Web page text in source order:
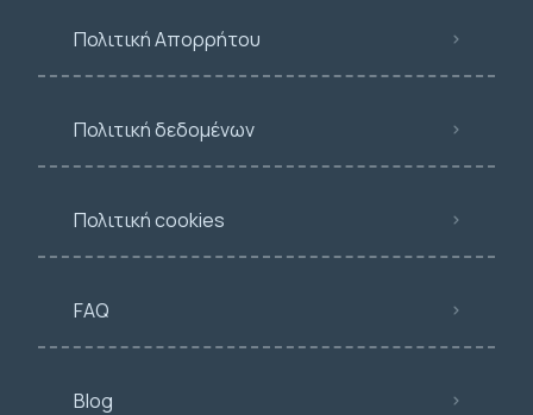
Πολιτική Απορρήτου
Πολιτική δεδομένων
Πολιτική cookies
FAQ
Blog